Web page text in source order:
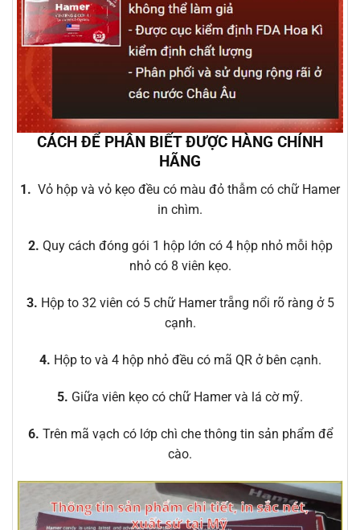
CÁCH ĐỂ PHÂN BIẾT ĐƯỢC HÀNG CHÍNH
HÃNG
1. Vỏ hộp và vỏ kẹo đều có màu đỏ thẫm có chữ Hamer
in chìm.
2. Quy cách đóng gói 1 hộp lớn có 4 hộp nhỏ mỗi hộp
nhỏ có 8 viên kẹo.
3. Hộp to 32 viên có 5 chữ Hamer trẵng nổi rõ ràng ở 5
cạnh.
4. Hộp to và 4 hộp nhỏ đều có mã QR ở bên cạnh.
5. Giữa viên kẹo có chữ Hamer và lá cờ mỹ.
6. Trên mã vạch có lớp chì che thông tin sản phẩm để
cào.